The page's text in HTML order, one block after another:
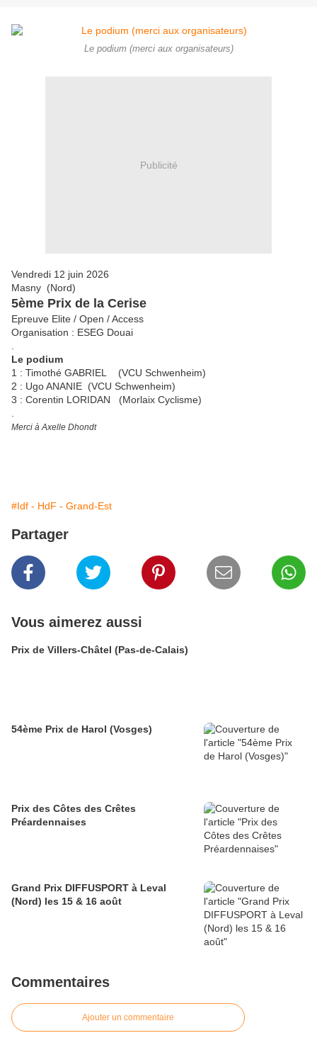
Le podium (merci aux organisateurs)
Publicité
Vendredi 12 juin 2026
Masny (Nord)
5ème Prix de la Cerise
Epreuve Elite / Open / Access
Organisation : ESEG Douai
Le podium
1 : Timothé GABRIEL (VCU Schwenheim)
2 : Ugo ANANIE (VCU Schwenheim)
3 : Corentin LORIDAN (Morlaix Cyclisme)
Merci à Axelle Dhondt
#Idf - HdF - Grand-Est
Partager
Vous aimerez aussi
Prix de Villers-Châtel (Pas-de-Calais)
54ème Prix de Harol (Vosges)
Prix des Côtes des Crêtes
Préardennaises
Grand Prix DIFFUSPORT à Leval
(Nord) les 15 & 16 août
Commentaires
Ajouter un commentaire